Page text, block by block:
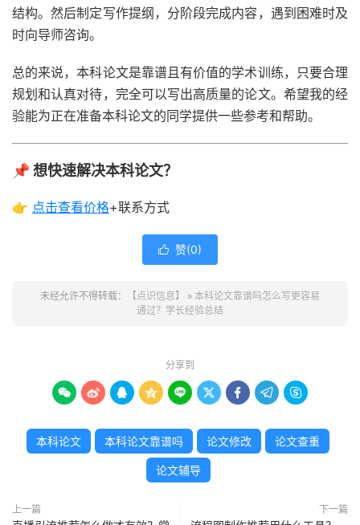
结构。然后制定写作提纲，分阶段完成内容，遇到困难时及
时向导师咨询。
总的来说，本科论文是靠谱且有价值的学术训练，只要合理
规划和认真对待，完全可以写出高质量的论文。希望我的经
验能为正在准备本科论文的同学提供一些参考和帮助。
📌 想快速解决本科论文？
👉 点击查看价格+联系方式
 赞(0)
未经允许不得转载： 【点识信息】 » 本科论文靠谱吗怎么写更容易
通过？学长经验总结
分享到
        
本科论文 本科论文靠谱吗 论文修改 论文查重
论文辅导
上一篇 下一篇